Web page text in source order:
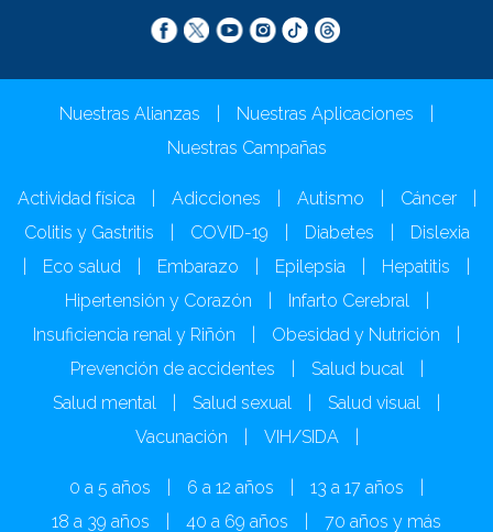
Nuestras Alianzas Nuestras Aplicaciones
Nuestras Campañas
Actividad física Adicciones Autismo Cáncer
Colitis y Gastritis
COVID-19 Diabetes
Dislexia
Eco salud Embarazo Epilepsia Hepatitis
Hipertensión y Corazón
Infarto Cerebral
Insuficiencia renal y Riñón
Obesidad y Nutrición
Prevención de accidentes
Salud bucal
Salud mental
Salud sexual Salud visual
Vacunación
VIH/SIDA
0 a 5 años 6 a 12 años 13 a 17 años
18 a 39 años
40 a 69 años 70 años y más